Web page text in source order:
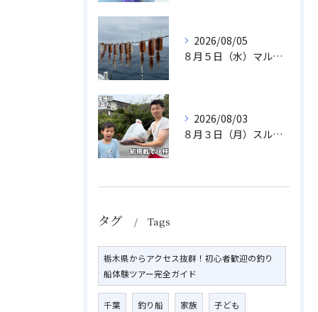
2026/08/05
８月５日（水）マルイカ
2026/08/03
８月３日（月）スルメイカ
タグ Tags
栃木県からアクセス抜群！初心者歓迎の釣り
船体験ツアー完全ガイド
千葉 釣り船 家族 子ども